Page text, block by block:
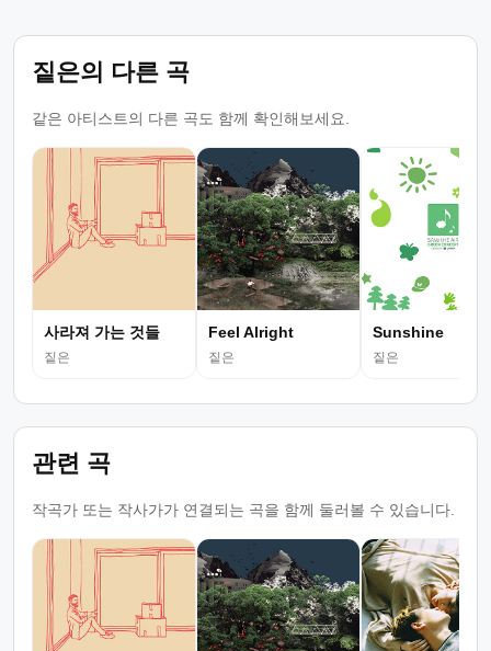
짙은의 다른 곡
같은 아티스트의 다른 곡도 함께 확인해보세요.
사라져 가는 것들
짙은
Feel Alright
짙은
Sunshine
짙은
관련 곡
작곡가 또는 작사가가 연결되는 곡을 함께 둘러볼 수 있습니다.